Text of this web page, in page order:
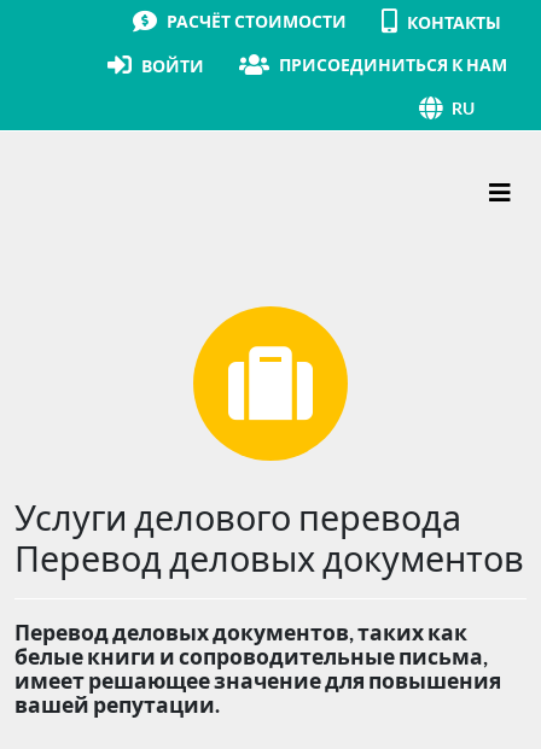
РАСЧЁТ СТОИМОСТИ КОНТАКТЫ
ВОЙТИ ПРИСОЕДИНИТЬСЯ К НАМ
RU
Услуги делового перевода
Перевод деловых документов
Перевод деловых документов, таких как
белые книги и сопроводительные письма,
имеет решающее значение для повышения
вашей репутации.